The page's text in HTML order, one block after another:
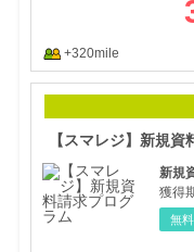
+320mile
【スマレジ】新規
新規
獲得
無料